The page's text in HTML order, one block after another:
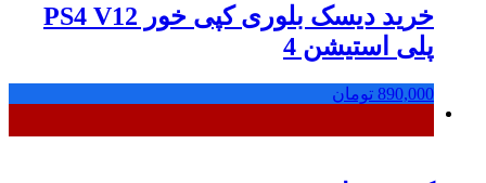
خرید دیسک بلوری کپی خور PS4 V12
پلی استیشن 4
890,000 تومان